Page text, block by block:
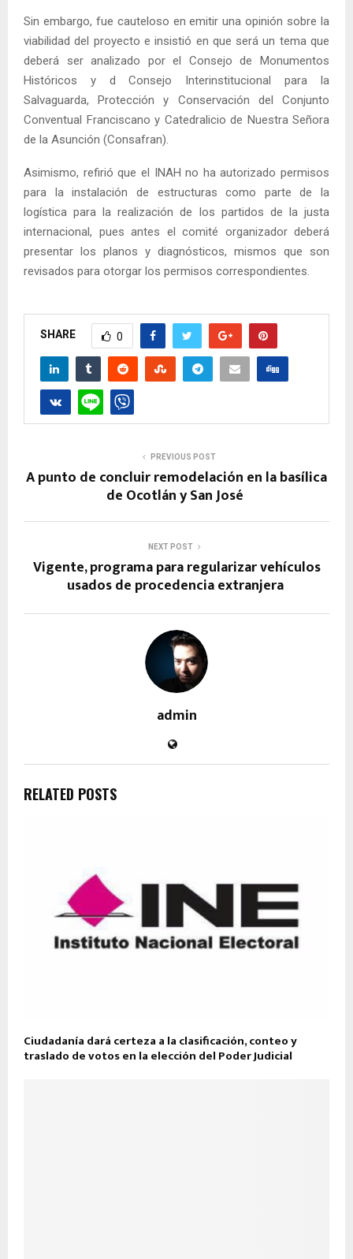
Sin embargo, fue cauteloso en emitir una opinión sobre la
viabilidad del proyecto e insistió en que será un tema que
deberá ser analizado por el Consejo de Monumentos
Históricos y d Consejo Interinstitucional para la
Salvaguarda, Protección y Conservación del Conjunto
Conventual Franciscano y Catedralicio de Nuestra Señora
de la Asunción (Consafran).
Asimismo, refirió que el INAH no ha autorizado permisos
para la instalación de estructuras como parte de la
logística para la realización de los partidos de la justa
internacional, pues antes el comité organizador deberá
presentar los planos y diagnósticos, mismos que son
revisados para otorgar los permisos correspondientes.
SHARE 0
PREVIOUS POST
A punto de concluir remodelación en la basílica
de Ocotlán y San José
NEXT POST
Vigente, programa para regularizar vehículos
usados de procedencia extranjera
admin
RELATED POSTS
Ciudadanía dará certeza a la clasificación, conteo y
traslado de votos en la elección del Poder Judicial